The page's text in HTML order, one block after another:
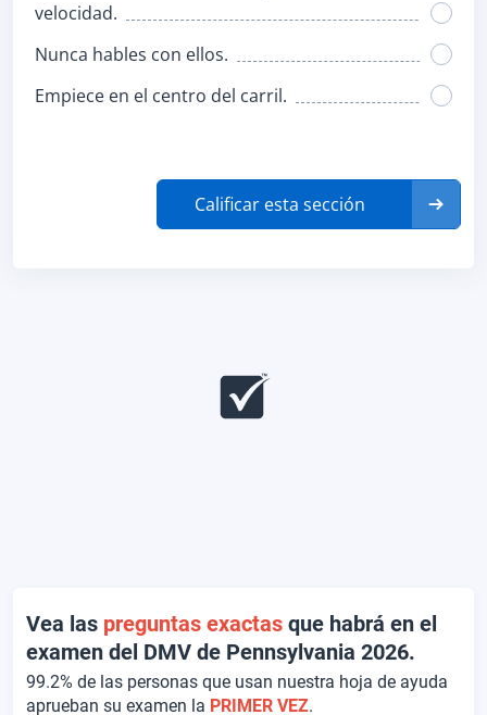
velocidad.
Nunca hables con ellos.
Empiece en el centro del carril.
Calificar esta sección
Vea las preguntas exactas que habrá en el
examen del DMV de Pennsylvania 2026.
99.2% de las personas que usan nuestra hoja de ayuda
aprueban su examen la PRIMER VEZ.